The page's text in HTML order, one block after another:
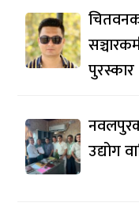
पुरस्कार
उद्योग